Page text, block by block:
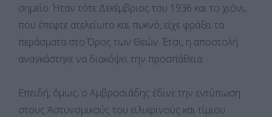
σημείο. Ήταν τότε Δεκέμβριος του 1936 και το χιόνι,
που έπεφτε ατελείωτο και πυκνό, είχε φράξει τα
περάσματα στο Όρος των Θεών. Έτσι, η αποστολή
αναγκάστηκε να διακόψει την προσπάθεια.
Επειδή, όμως, ο Αμβροσιάδης έδινε την εντύπωση
στους Αστυνομικούς του ειλικρινούς και τίμιου